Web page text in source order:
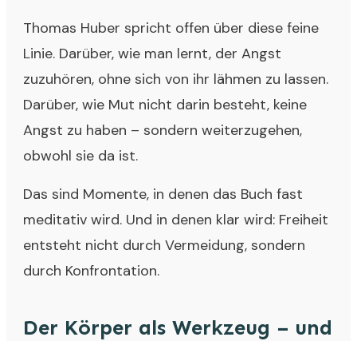
Thomas Huber spricht offen über diese feine
Linie. Darüber, wie man lernt, der Angst
zuzuhören, ohne sich von ihr lähmen zu lassen.
Darüber, wie Mut nicht darin besteht, keine
Angst zu haben – sondern weiterzugehen,
obwohl sie da ist.
Das sind Momente, in denen das Buch fast
meditativ wird. Und in denen klar wird: Freiheit
entsteht nicht durch Vermeidung, sondern
durch Konfrontation.
Der Körper als Werkzeug – und